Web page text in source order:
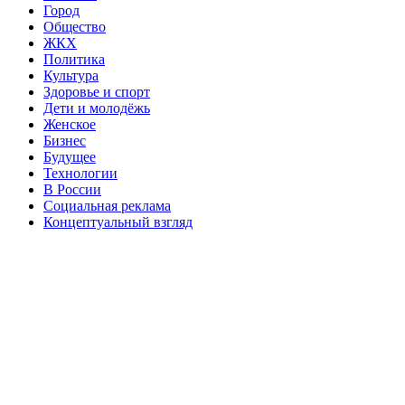
Город
Общество
ЖКХ
Политика
Культура
Здоровье и спорт
Дети и молодёжь
Женское
Бизнес
Будущее
Технологии
В России
Социальная реклама
Концептуальный взгляд